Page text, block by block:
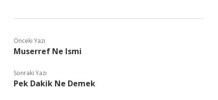
Önceki Yazı
Muserref Ne Ismi
Sonraki Yazı
Pek Dakik Ne Demek